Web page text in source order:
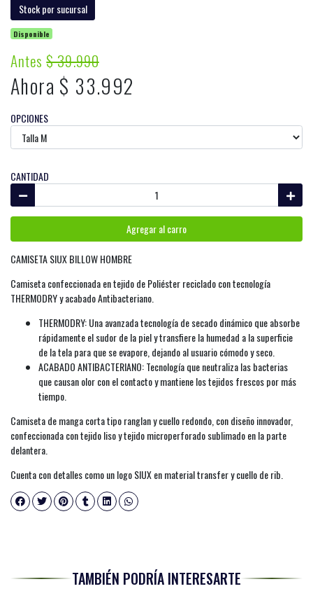
Stock por sucursal
Disponible
Antes$ 39.990
Ahora $ 33.992
OPCIONES
CANTIDAD
Agregar al carro
CAMISETA SIUX BILLOW HOMBRE
Camiseta confeccionada en tejido de Poliéster reciclado con tecnología
THERMODRY y acabado Antibacteriano.
THERMODRY: Una avanzada tecnología de secado dinámico que absorbe
rápidamente el sudor de la piel y transfiere la humedad a la superficie
de la tela para que se evapore, dejando al usuario cómodo y seco.
ACABADO ANTIBACTERIANO: Tecnología que neutraliza las bacterias
que causan olor con el contacto y mantiene los tejidos frescos por más
tiempo.
Camiseta de manga corta tipo ranglan y cuello redondo, con diseño innovador,
confeccionada con tejido liso y tejido microperforado sublimado en la parte
delantera.
Cuenta con detalles como un logo SIUX en material transfer y cuello de rib.
TAMBIÉN PODRÍA INTERESARTE